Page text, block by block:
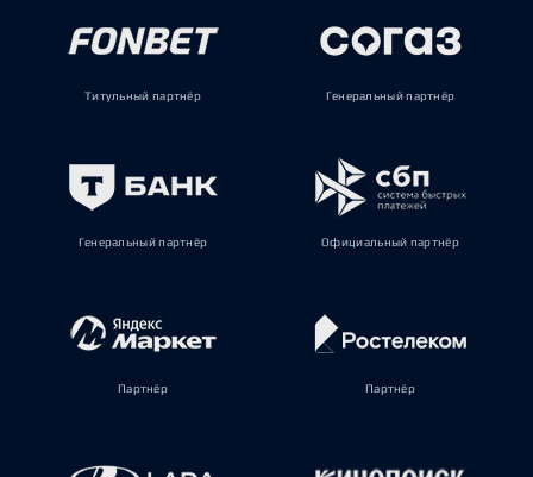
Титульный партнёр Генеральный партнёр
Генеральный партнёр Официальный партнёр
Партнёр Партнёр